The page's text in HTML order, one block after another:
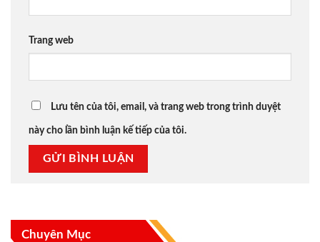
Chuyên Mục
Trang web
Lưu tên của tôi, email, và trang web trong trình duyệt
này cho lần bình luận kế tiếp của tôi.